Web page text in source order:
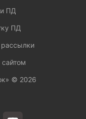
ПД
ПД
сайтом
© 2026